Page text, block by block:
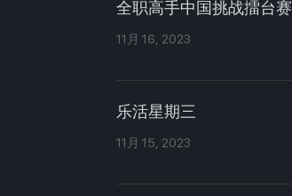
全职高手中国挑战擂台赛
11月 16, 2023
乐活星期三
11月 15, 2023